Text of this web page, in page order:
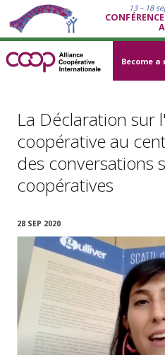
13 – 18
Become a
La Déclaration sur
coopérative au
des conversations
coopératives
28 SEP 2020